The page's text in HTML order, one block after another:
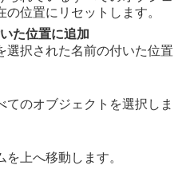
位置にリセットします。
た位置に追加
択された名前の付いた位置
のオブジェクトを選択しま
上へ移動します。